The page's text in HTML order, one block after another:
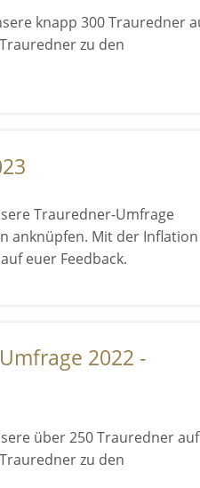
knapp 300 Trauredner
zu den
Trauredner-Umfrage
anknüpfen. Mit der Inflation
euer Feedback.
2022 -
über 250 Trauredner auf
zu den